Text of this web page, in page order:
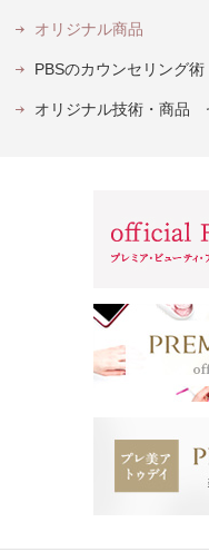
オリジナル商品
PBSのカウンセリング術
オリジナル技術・商品